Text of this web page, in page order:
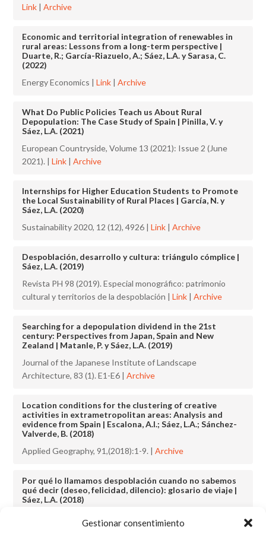
Gestionar consentimiento
Link |Archive
Economic and territorial integration of renewables in
rural areas: Lessons from a long-term perspective |
Duarte, R.; García-Riazuelo, A.; Sáez, L.A. y Sarasa, C.
(2022)
Energy Economics |Link |Archive
What Do Public Policies Teach us About Rural
Depopulation: The Case Study of Spain | Pinilla, V. y
Sáez, L.A. (2021)
European Countryside, Volume 13 (2021): Issue 2 (June
2021). |Link |Archive
Internships for Higher Education Students to Promote
the Local Sustainability of Rural Places | García, N. y
Sáez, L.A. (2020)
Sustainability 2020, 12 (12), 4926 |Link |Archive
Despoblación, desarrollo y cultura: triángulo cómplice |
Sáez, L.A. (2019)
Revista PH 98 (2019). Especial monográfico: patrimonio
cultural y territorios de la despoblación |Link |Archive
Searching for a depopulation dividend in the 21st
century: Perspectives from Japan, Spain and New
Zealand | Matanle, P. y Sáez, L.A. (2019)
Journal of the Japanese Institute of Landscape
Architecture, 83 (1). E1-E6 |Archive
Location conditions for the clustering of creative
activities in extrametropolitan areas: Analysis and
evidence from Spain | Escalona, A.I.; Sáez, L.A.; Sánchez-
Valverde, B. (2018)
Applied Geography, 91,(2018):1-9. |Archive
Por qué lo llamamos despoblación cuando no sabemos
qué decir (deseo, felicidad, dilencio): glosario de viaje |
Sáez, L.A. (2018)